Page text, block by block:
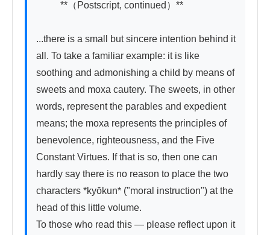
...there is a small but sincere intention behind it
all. To take a familiar example: it is like
soothing and admonishing a child by means of
sweets and moxa cautery. The sweets, in other
words, represent the parables and expedient
means; the moxa represents the principles of
benevolence, righteousness, and the Five
Constant Virtues. If that is so, then one can
hardly say there is no reason to place the two
characters *kyōkun* ("moral instruction") at the
head of this little volume.
To those who read this — please reflect upon it